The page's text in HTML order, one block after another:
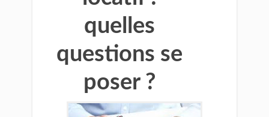
quelles
questions se
poser ?